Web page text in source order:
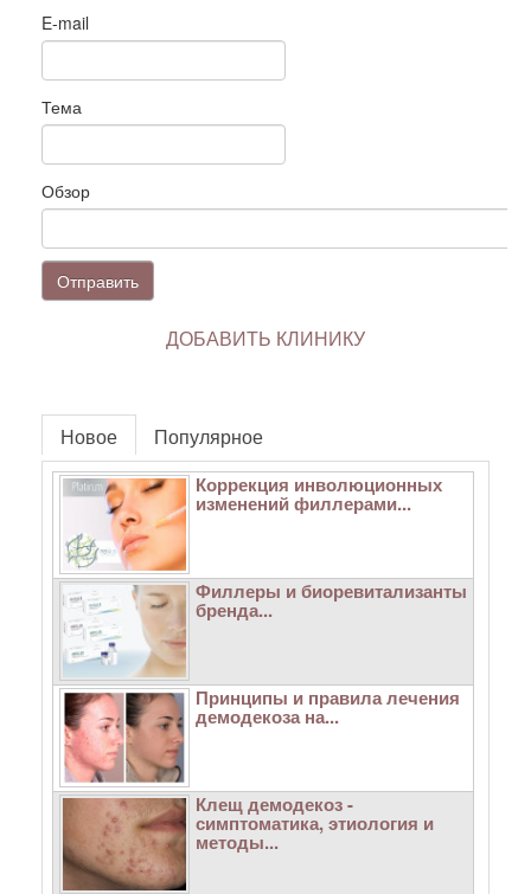
E-mail
Тема
Обзор
Отправить
ДОБАВИТЬ КЛИНИКУ
Новое Популярное
Коррекция инволюционных
изменений филлерами...
Филлеры и биоревитализанты
бренда...
Принципы и правила лечения
демодекоза на...
Клещ демодекоз -
симптоматика, этиология и
методы...